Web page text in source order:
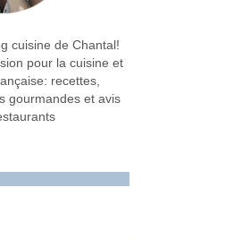
cuisine de Chantal!
pour la cuisine et
recettes,
gourmandes et avis